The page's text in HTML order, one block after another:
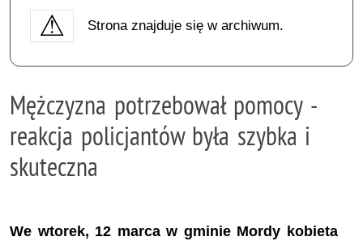
Strona znajduje się w archiwum.
Mężczyzna potrzebował pomocy -
reakcja policjantów była szybka i
skuteczna
We wtorek, 12 marca w gminie Mordy kobieta